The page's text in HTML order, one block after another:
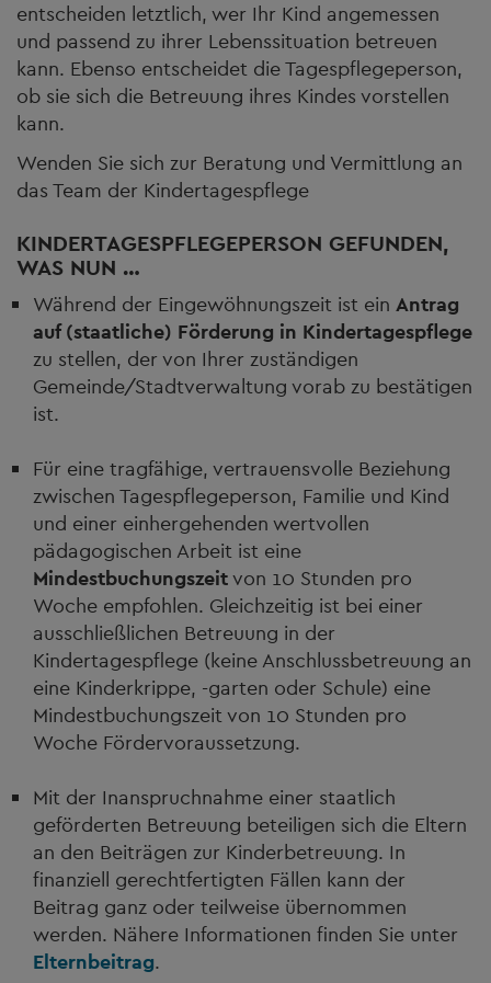
entscheiden letztlich, wer Ihr Kind angemessen
und passend zu ihrer Lebenssituation betreuen
kann. Ebenso entscheidet die Tagespflegeperson,
ob sie sich die Betreuung ihres Kindes vorstellen
kann.
Wenden Sie sich zur Beratung und Vermittlung an
das Team der Kindertagespflege
KINDERTAGESPFLEGEPERSON GEFUNDEN,
WAS NUN …
Während der Eingewöhnungszeit ist ein Antrag
auf (staatliche) Förderung in Kindertagespflege
zu stellen, der von Ihrer zuständigen
Gemeinde/Stadtverwaltung vorab zu bestätigen
ist.
Für eine tragfähige, vertrauensvolle Beziehung
zwischen Tagespflegeperson, Familie und Kind
und einer einhergehenden wertvollen
pädagogischen Arbeit ist eine
Mindestbuchungszeitvon 10 Stunden pro
Woche empfohlen. Gleichzeitig ist bei einer
ausschließlichen Betreuung in der
Kindertagespflege (keine Anschlussbetreuung an
eine Kinderkrippe, -garten oder Schule) eine
Mindestbuchungszeit von 10 Stunden pro
Woche Fördervoraussetzung.
Mit der Inanspruchnahme einer staatlich
geförderten Betreuung beteiligen sich die Eltern
an den Beiträgen zur Kinderbetreuung. In
finanziell gerechtfertigten Fällen kann der
Beitrag ganz oder teilweise übernommen
werden. Nähere Informationen finden Sie unter
Elternbeitrag.